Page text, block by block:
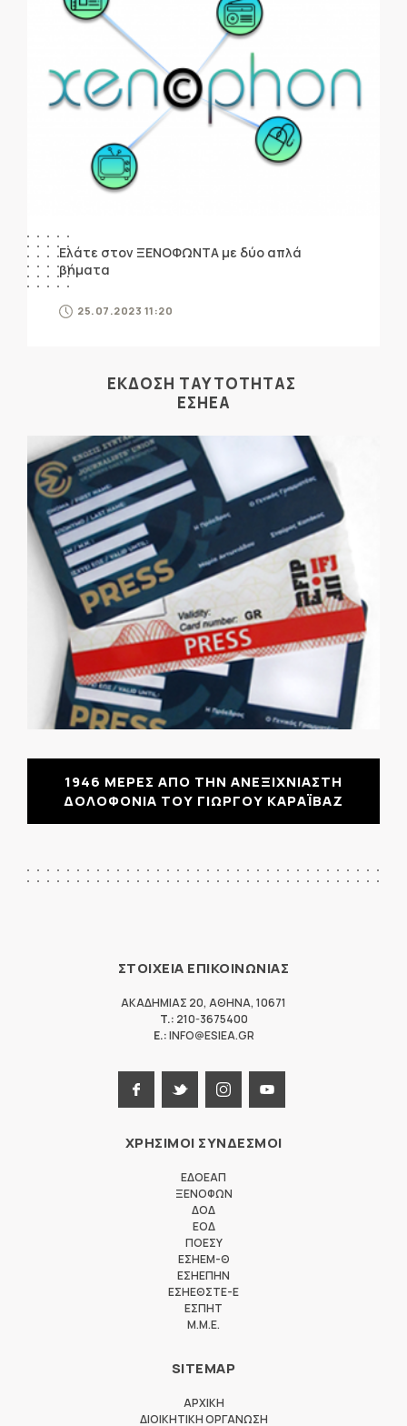
Ελάτε στον ΞΕΝΟΦΩΝΤΑ με δύο απλά
βήματα
25.07.2023 11:20
ΕΚΔΟΣΗ ΤΑΥΤΟΤΗΤΑΣ
ΕΣΗΕΑ
1946 ΜΕΡΕΣ ΑΠΟ ΤΗΝ ΑΝΕΞΙΧΝΙΑΣΤΗ
ΔΟΛΟΦΟΝΙΑ ΤΟΥ ΓΙΩΡΓΟΥ ΚΑΡΑΪΒΑΖ
ΣΤΟΙΧΕΙΑ ΕΠΙΚΟΙΝΩΝΙΑΣ
ΑΚΑΔΗΜΙΑΣ 20, ΑΘΗΝΑ, 10671
T.: 210-3675400
E.:INFO@ESIEA.GR
ΧΡΗΣΙΜΟΙ ΣΥΝΔΕΣΜΟΙ
ΕΔΟΕΑΠ
ΞΕΝΟΦΩΝ
ΔΟΔ
ΕΟΔ
ΠΟΕΣΥ
ΕΣΗΕΜ-Θ
ΕΣΗΕΠΗΝ
ΕΣΗΕΘΣΤΕ-Ε
ΕΣΠΗΤ
M.M.E.
SITEMAP
ΑΡΧΙΚΗ
ΔΙΟΙΚΗΤΙΚΗ ΟΡΓΑΝΩΣΗ